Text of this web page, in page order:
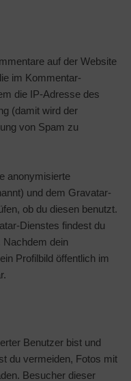
auf der Website
im Kommentar-
die IP-Adresse des
(damit wird der
von Spam zu
anonymisierte
und dem Gravatar-
ob du diesen benutzt.
Dienstes findest du
dein
Profilbild öffentlich im
Benutzer bist und
du vermeiden, Fotos mit
Besucher dieser